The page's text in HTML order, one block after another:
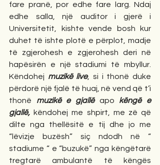
fare pranë, por edhe fare larg. Ndaj
edhe salla, një auditor i gjerë i
Universitetit, kishte vende bosh kur
duhet të ishte plotë e përplot, madje
të zgjerohesh e zgjerohesh deri në
hapësirën e një stadiumi të mbyllur.
Këndohej muzikë live, si i thonë duke
përdorë një fjalë të huaj, në vend që t’i
thonë muzikë e gjallë apo këngë e
gjallë, këndohej me shpirt, me zë që
dilte nga thellësitë e tij dhe jo me
“lëvizje buzësh” siç ndodh në “
stadiume “ e “buzukë” nga këngëtarë
tregtarë ambulantë të këngës